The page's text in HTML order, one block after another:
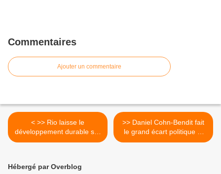
Commentaires
Ajouter un commentaire
< >> Rio laisse le
développement durable sur
sa faim
>> Daniel Cohn-Bendit fait
le grand écart politique et
règle ses comptes >
Hébergé par Overblog